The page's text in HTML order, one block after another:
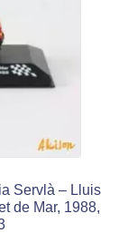
Servlà – Lluis
de Mar, 1988,